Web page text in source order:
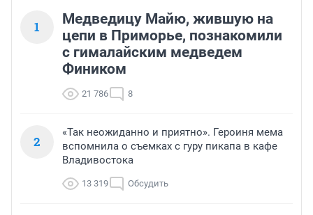
1
Медведицу Майю, жившую на
цепи в Приморье, познакомили
с гималайским медведем
Фиником
21 786 8
2
«Так неожиданно и приятно». Героиня мема
вспомнила о съемках с гуру пикапа в кафе
Владивостока
13 319 Обсудить